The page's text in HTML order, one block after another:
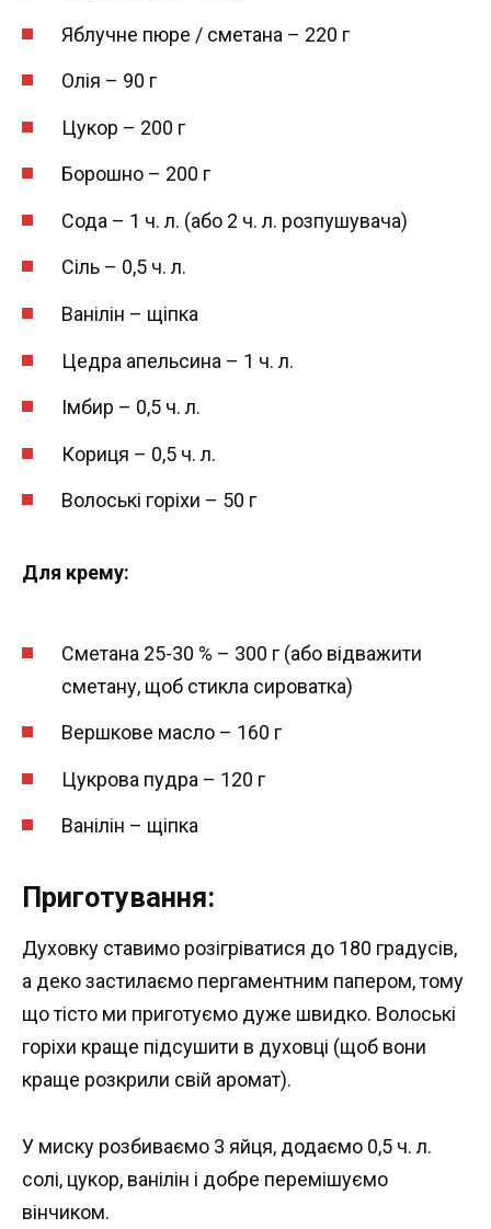
Яблучне пюре / сметана – 220 г
Олія – 90 г
Цукор – 200 г
Борошно – 200 г
Сода – 1 ч. л. (або 2 ч. л. розпушувача)
Сіль – 0,5 ч. л.
Ванілін – щіпка
Цедра апельсина – 1 ч. л.
Імбир – 0,5 ч. л.
Кориця – 0,5 ч. л.
Волоські горіхи – 50 г
Для крему:
Сметана 25-30 % – 300 г (або відважити
сметану, щоб стикла сироватка)
Вершкове масло – 160 г
Цукрова пудра – 120 г
Ванілін – щіпка
Приготування:
Духовку ставимо розігріватися до 180 градусів,
а деко застилаємо пергаментним папером, тому
що тісто ми приготуємо дуже швидко. Волоські
горіхи краще підсушити в духовці (щоб вони
краще розкрили свій аромат).
У миску розбиваємо 3 яйця, додаємо 0,5 ч. л.
солі, цукор, ванілін і добре перемішуємо
вінчиком.